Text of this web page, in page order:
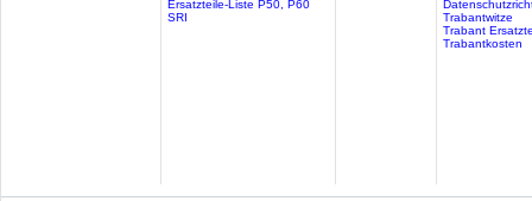
Ersatzteile-Liste P50, P60
SRI
Trabantwitze
Trabant
Trabantkosten